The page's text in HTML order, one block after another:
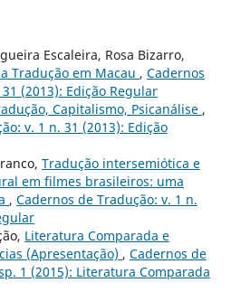
Escaleira, Rosa Bizarro,
Tradução em Macau , Cadernos
(2013): Edição Regular
Capitalismo, Psicanálise ,
v. 1 n. 31 (2013): Edição
Tradução intersemiótica e
em filmes brasileiros: uma
, Cadernos de Tradução: v. 1 n.
Literatura Comparada e
(Apresentação) , Cadernos de
1 (2015): Literatura Comparada